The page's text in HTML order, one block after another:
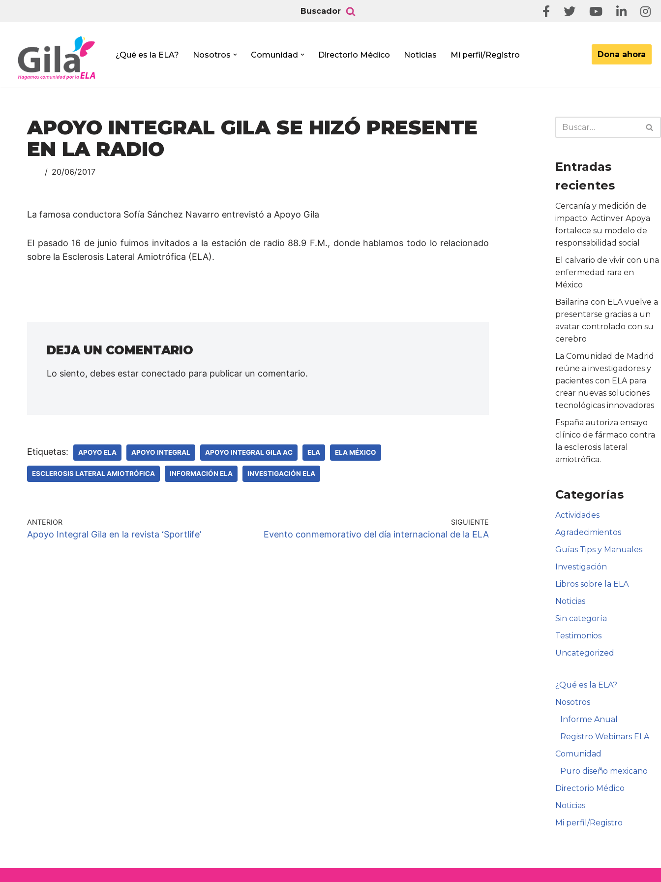
contenido
Buscador
¿Qué es la ELA? Nosotros Comunidad Directorio Médico Noticias Mi perfil/Registro Dona ahora
APOYO INTEGRAL GILA SE HIZÓ PRESENTE
EN LA RADIO
20/06/2017
La famosa conductora Sofía Sánchez Navarro entrevistó a Apoyo Gila
El pasado 16 de junio fuimos invitados a la estación de radio 88.9 F.M., donde hablamos todo lo relacionado
sobre la Esclerosis Lateral Amiotrófica (ELA).
DEJA UN COMENTARIO
Lo siento, debes estar conectado para publicar un comentario.
Etiquetas: APOYO ELA APOYO INTEGRAL APOYO INTEGRAL GILA AC ELA ELA MÉXICO
ESCLEROSIS LATERAL AMIOTRÓFICA INFORMACIÓN ELA INVESTIGACIÓN ELA
ANTERIOR
Apoyo Integral Gila en la revista ‘Sportlife’
SIGUIENTE
Evento conmemorativo del día internacional de la ELA
Entradas
recientes
Cercanía y medición de
impacto: Actinver Apoya
fortalece su modelo de
responsabilidad social
El calvario de vivir con una
enfermedad rara en
México
Bailarina con ELA vuelve a
presentarse gracias a un
avatar controlado con su
cerebro
La Comunidad de Madrid
reúne a investigadores y
pacientes con ELA para
crear nuevas soluciones
tecnológicas innovadoras
España autoriza ensayo
clínico de fármaco contra
la esclerosis lateral
amiotrófica.
Categorías
Actividades
Agradecimientos
Guías Tips y Manuales
Investigación
Libros sobre la ELA
Noticias
Sin categoría
Testimonios
Uncategorized
¿Qué es la ELA?
Nosotros
Informe Anual
Registro Webinars ELA
Comunidad
Puro diseño mexicano
Directorio Médico
Noticias
Mi perfil/Registro